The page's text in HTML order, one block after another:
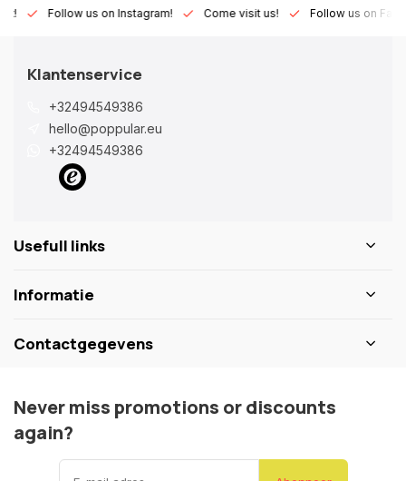
Follow us on Instagram! Come visit us! Follow us on
Klantenservice
+32494549386
hello@poppular.eu
+32494549386
Usefull links
Informatie
Contactgegevens
Never miss promotions or discounts
again?